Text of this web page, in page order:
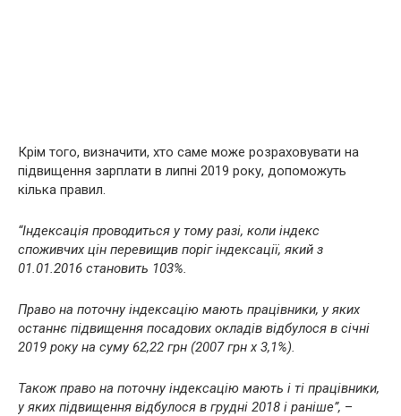
Крім того, визначити, хто саме може розраховувати на
підвищення зарплати в липні 2019 року, допоможуть
кілька правил.
“Індексація проводиться у тому разі, коли індекс
споживчих цін перевищив поріг індексації, який з
01.01.2016 становить 103%.
Право на поточну індексацію мають працівники, у яких
останнє підвищення посадових окладів відбулося в січні
2019 року на суму 62,22 грн (2007 грн х 3,1%).
Також право на поточну індексацію мають і ті працівники,
у яких підвищення відбулося в грудні 2018 і раніше”, –